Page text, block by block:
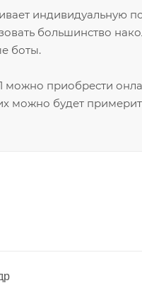
индивидуальную
большинство
боты.
можно приобрести
можно будет